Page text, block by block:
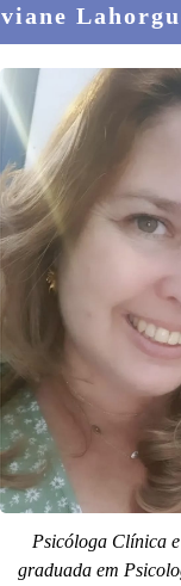
Psicóloga Clínica
graduada em